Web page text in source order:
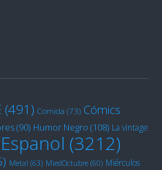
(491) Comida (73) Cómics
(90) Humor Negro (108) La vintage
(3212)
Metal (63) MiedOctubre (60) Miérculos